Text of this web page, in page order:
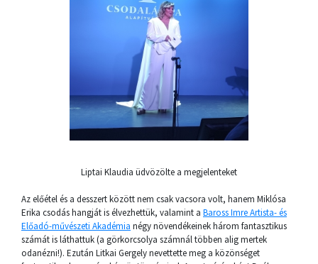
Liptai Klaudia üdvözölte a megjelenteket
Az előétel és a desszert között nem csak vacsora volt, hanem Miklósa
Erika csodás hangját is élvezhettük, valamint a Baross Imre Artista- és
Előadó-művészeti Akadémia négy növendékeinek három fantasztikus
számát is láthattuk (a görkorcsolya számnál többen alig mertek
odanézni!). Ezután Litkai Gergely nevettette meg a közönséget